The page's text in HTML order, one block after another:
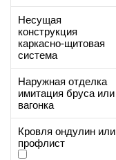
Несущая
конструкция
каркасно-щитовая
система
Наружная отделка
имитация бруса или
вагонка
Кровля ондулин или
профлист